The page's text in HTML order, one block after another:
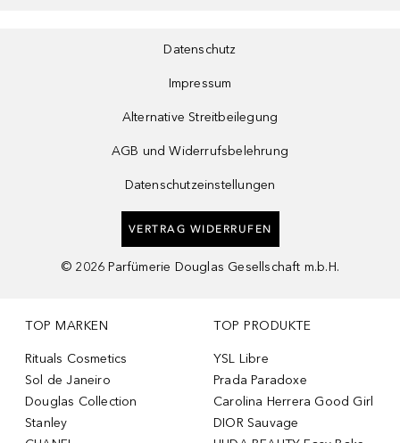
Datenschutz
Impressum
Alternative Streitbeilegung
AGB und Widerrufsbelehrung
Datenschutzeinstellungen
VERTRAG WIDERRUFEN
© 2026 Parfümerie Douglas Gesellschaft m.b.H.
TOP MARKEN
Rituals Cosmetics
Sol de Janeiro
Douglas Collection
Stanley
TOP PRODUKTE
YSL Libre
Prada Paradoxe
Carolina Herrera Good Girl
DIOR Sauvage